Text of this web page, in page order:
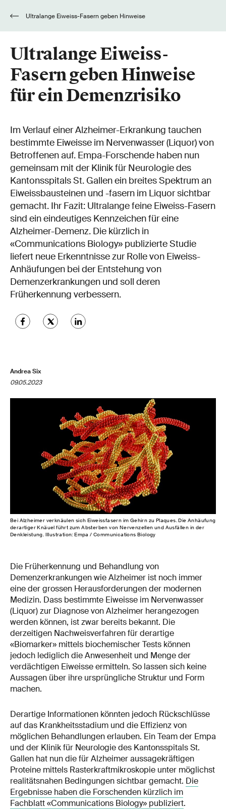
Ultralange Eiweiss-
Fasern geben Hinweise
für ein Demenzrisiko
Im Verlauf einer Alzheimer-Erkrankung tauchen
bestimmte Eiweisse im Nervenwasser (Liquor) von
Betroffenen auf. Empa-Forschende haben nun
gemeinsam mit der Klinik für Neurologie des
Kantonsspitals St. Gallen ein breites Spektrum an
Eiweissbausteinen und -fasern im Liquor sichtbar
gemacht. Ihr Fazit: Ultralange feine Eiweiss-Fasern
sind ein eindeutiges Kennzeichen für eine
Alzheimer-Demenz. Die kürzlich in
«Communications Biology» publizierte Studie
liefert neue Erkenntnisse zur Rolle von Eiweiss-
Anhäufungen bei der Entstehung von
Demenzerkrankungen und soll deren
Früherkennung verbessern.
Andrea Six
09.05.2023
Bei Alzheimer verknäulen sich Eiweissfasern im Gehirn zu Plaques. Die Anhäufung
derartiger Knäuel führt zum Absterben von Nervenzellen und Ausfällen in der
Denkleistung. Illustration: Empa / Communications Biology
Die Früherkennung und Behandlung von
Demenzerkrankungen wie Alzheimer ist noch immer
eine der grossen Herausforderungen der modernen
Medizin. Dass bestimmte Eiweisse im Nervenwasser
(Liquor) zur Diagnose von Alzheimer herangezogen
werden können, ist zwar bereits bekannt. Die
derzeitigen Nachweisverfahren für derartige
«Biomarker» mittels biochemischer Tests können
jedoch lediglich die Anwesenheit und Menge der
verdächtigen Eiweisse ermitteln. So lassen sich keine
Aussagen über ihre ursprüngliche Struktur und Form
machen.
Derartige Informationen könnten jedoch Rückschlüsse
auf das Krankheitsstadium und die Effizienz von
möglichen Behandlungen erlauben. Ein Team der Empa
und der Klinik für Neurologie des Kantonsspitals St.
Gallen hat nun die für Alzheimer aussagekräftigen
Proteine mittels Rasterkraftmikroskopie unter möglichst
realitätsnahen Bedingungen sichtbar gemacht. Die
Ergebnisse haben die Forschenden kürzlich im
Fachblatt «Communications Biology» publiziert.